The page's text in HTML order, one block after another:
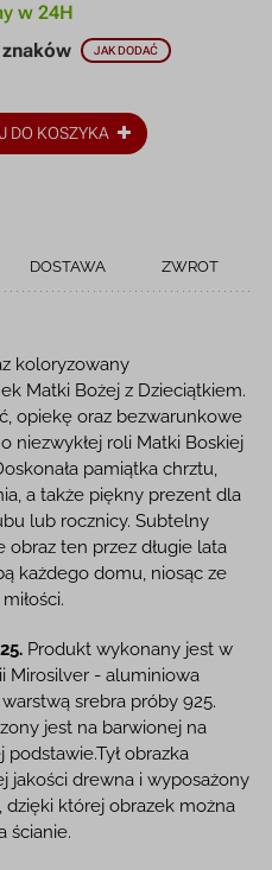
w 24H
JAK DODAĆ
DO KOSZYKA
DOSTAWA ZWROT
koloryzowany
Matki Bożej z Dzieciątkiem.
opiekę oraz bezwarunkowe
niezwykłej roli Matki Boskiej
pamiątka chrztu,
a także piękny prezent dla
lub rocznicy. Subtelny
obraz ten przez długie lata
każdego domu, niosąc ze
Produkt wykonany jest w
Mirosilver - aluminiowa
srebra próby 925.
jest na barwionej na
obrazka
jakości drewna i wyposażony
dzięki której obrazek można
ścianie.